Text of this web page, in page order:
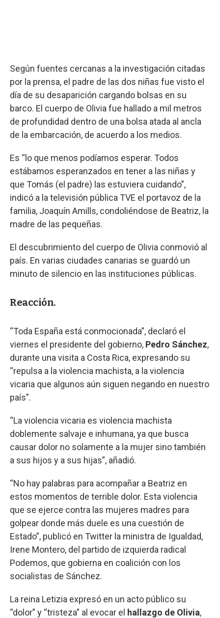
Según fuentes cercanas a la investigación citadas
por la prensa, el padre de las dos niñas fue visto el
día de su desaparición cargando bolsas en su
barco. El cuerpo de Olivia fue hallado a mil metros
de profundidad dentro de una bolsa atada al ancla
de la embarcación, de acuerdo a los medios.
Es “lo que menos podíamos esperar. Todos
estábamos esperanzados en tener a las niñas y
que Tomás (el padre) las estuviera cuidando”,
indicó a la televisión pública TVE el portavoz de la
familia, Joaquín Amills, condoliéndose de Beatriz, la
madre de las pequeñas.
El descubrimiento del cuerpo de Olivia conmovió al
país. En varias ciudades canarias se guardó un
minuto de silencio en las instituciones públicas.
Reacción.
“Toda España está conmocionada”, declaró el
viernes el presidente del gobierno, Pedro Sánchez,
durante una visita a Costa Rica, expresando su
“repulsa a la violencia machista, a la violencia
vicaria que algunos aún siguen negando en nuestro
país”.
“La violencia vicaria es violencia machista
doblemente salvaje e inhumana, ya que busca
causar dolor no solamente a la mujer sino también
a sus hijos y a sus hijas”, añadió.
“No hay palabras para acompañar a Beatriz en
estos momentos de terrible dolor. Esta violencia
que se ejerce contra las mujeres madres para
golpear donde más duele es una cuestión de
Estado”, publicó en Twitter la ministra de Igualdad,
Irene Montero, del partido de izquierda radical
Podemos, que gobierna en coalición con los
socialistas de Sánchez.
La reina Letizia expresó en un acto público su
“dolor” y “tristeza” al evocar el hallazgo de Olivia,